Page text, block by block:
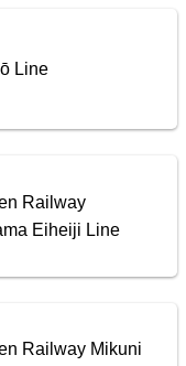
Line
略図1975
ス
Line
Railway
Eiheiji Line
Railway Mikuni